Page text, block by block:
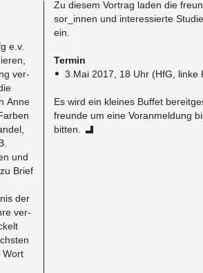
e.v.
ver­
Anne
und
Brief
der
ver­
Wort
Zu die­sem Vor­trag laden die
sor_in­nen und in­ter­es­sier­te
ein.
Ter­min
3.​Mai 2017, 18 Uhr (HfG, linke
Es wird ein klei­nes Buf­fet
freun­de um eine Vor­an­mel­dung
bit­ten.